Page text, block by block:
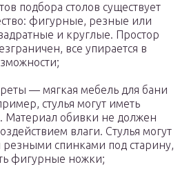
подбора столов существует
фигурные, резные или
и круглые. Простор
все упирается в
— мягкая мебель для бани
стулья могут иметь
Материал обивки не должен
влаги. Стулья могут
спинками под старину,
фигурные ножки;